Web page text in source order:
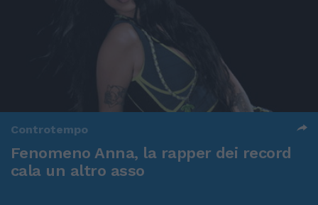
Controtempo
Fenomeno Anna, la rapper dei record
cala un altro asso